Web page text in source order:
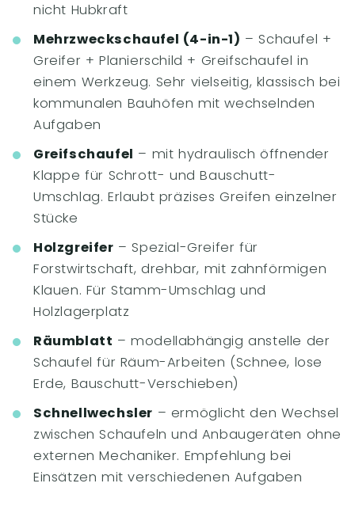
nicht Hubkraft
Mehrzweckschaufel (4-in-1) – Schaufel +
Greifer + Planierschild + Greifschaufel in
einem Werkzeug. Sehr vielseitig, klassisch bei
kommunalen Bauhöfen mit wechselnden
Aufgaben
Greifschaufel – mit hydraulisch öffnender
Klappe für Schrott- und Bauschutt-
Umschlag. Erlaubt präzises Greifen einzelner
Stücke
Holzgreifer – Spezial-Greifer für
Forstwirtschaft, drehbar, mit zahnförmigen
Klauen. Für Stamm-Umschlag und
Holzlagerplatz
Räumblatt – modellabhängig anstelle der
Schaufel für Räum-Arbeiten (Schnee, lose
Erde, Bauschutt-Verschieben)
Schnellwechsler – ermöglicht den Wechsel
zwischen Schaufeln und Anbaugeräten ohne
externen Mechaniker. Empfehlung bei
Einsätzen mit verschiedenen Aufgaben